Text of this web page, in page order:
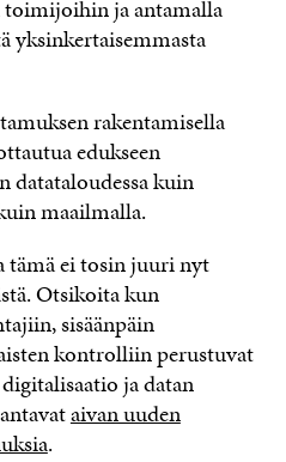
ja antamalla
yksinkertaisemmasta
rakentamisella
edukseen
kuin
maailmalla.
tämä ei tosin juuri nyt
Otsikoita kun
sisäänpäin
kontrolliin perustuvat
ja datan
aivan uuden
.